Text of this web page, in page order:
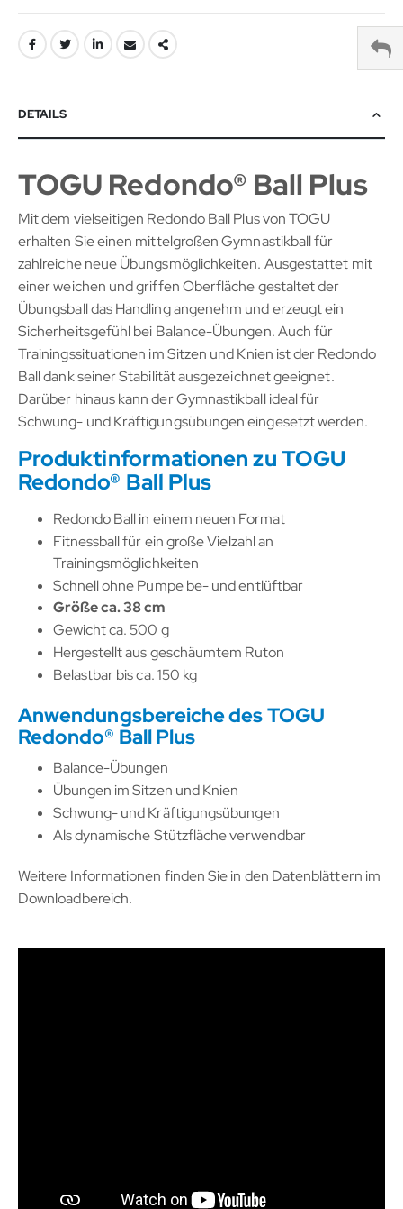
DETAILS
TOGU Redondo® Ball Plus
Mit dem vielseitigen Redondo Ball Plus von TOGU
erhalten Sie einen mittelgroßen Gymnastikball für
zahlreiche neue Übungsmöglichkeiten. Ausgestattet mit
einer weichen und griffen Oberfläche gestaltet der
Übungsball das Handling angenehm und erzeugt ein
Sicherheitsgefühl bei Balance-Übungen. Auch für
Trainingssituationen im Sitzen und Knien ist der Redondo
Ball dank seiner Stabilität ausgezeichnet geeignet.
Darüber hinaus kann der Gymnastikball ideal für
Schwung- und Kräftigungsübungen eingesetzt werden.
Produktinformationen zu TOGU
Redondo® Ball Plus
Redondo Ball in einem neuen Format
Fitnessball für ein große Vielzahl an
Trainingsmöglichkeiten
Schnell ohne Pumpe be- und entlüftbar
Größe ca. 38 cm
Gewicht ca. 500 g
Hergestellt aus geschäumtem Ruton
Belastbar bis ca. 150 kg
Anwendungsbereiche des TOGU
Redondo® Ball Plus
Balance-Übungen
Übungen im Sitzen und Knien
Schwung- und Kräftigungsübungen
Als dynamische Stützfläche verwendbar
Weitere Informationen finden Sie in den Datenblättern im
Downloadbereich.